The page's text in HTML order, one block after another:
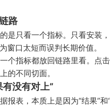
路
是只看一个指标。只看安装
窗口太短而误判长期价值。
个指标都放回链路里看。点
的不同切面。
没有对上”
报表，本质上是因为“结果”